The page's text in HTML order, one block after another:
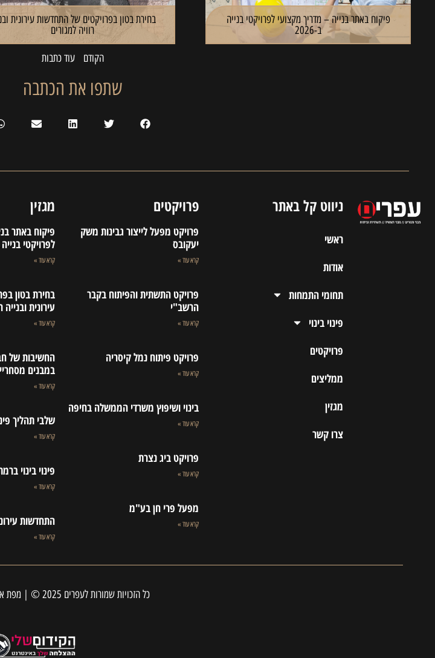
פיקוח באתר בנייה – מדריך מקצועי לפרויקטי בנייה
ב-2026
בחירת בטון בפרויקטים של התחדשות עירונית
רוויה למגורים
הקודם עוד כתבות
שתפו את הכתבה
ניווט קל באתר
ראשי
אודות
תחומי התמחות
פינוי בינוי
פרויקטים
ממליצים
מגזין
צרו קשר
פרויקטים
פרויקט מפעל לייצור גבינות משק
יעקובס
קרא עוד »
פרויקט התשתית והפיתוח בקבר
הרשב"י
קרא עוד »
פרויקט פיתוח נמל קיסריה
קרא עוד »
בינוי ושיפוץ משרדי הממשלה בחיפה
קרא עוד »
פרויקט ביג נצרת
קרא עוד »
מפעל פרי חן בע"מ
קרא עוד »
מגזין
פיקוח באתר
לפרויקטי בנייה ב-
קרא עוד »
בחירת בטון
עירונית ובנייה
קרא עוד »
החשיבות של
במבנים
קרא עוד »
שלבי תהליך
קרא עוד »
פינוי בינוי
קרא עוד »
התחדשות
קרא עוד »
כל הזכויות שמורות לעפרים 2025 © | מפת